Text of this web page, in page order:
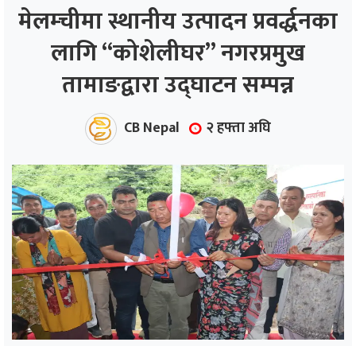
मेलम्चीमा स्थानीय उत्पादन प्रवर्द्धनका
लागि “कोशेलीघर” नगरप्रमुख
तामाङद्वारा उद्घाटन सम्पन्न
CB Nepal २ हफ्ता अघि